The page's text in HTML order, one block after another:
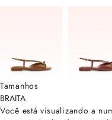
Tamanhos
BRAITA
Você está visualizando a